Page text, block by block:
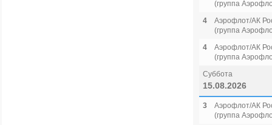
(группа
4
Аэрофлот/АК
(группа
4
Аэрофлот/АК
(группа
Суббота
15.08.2026
3
Аэрофлот/АК
(группа